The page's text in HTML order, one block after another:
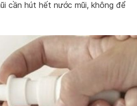
cần hút hết nước mũi, không để